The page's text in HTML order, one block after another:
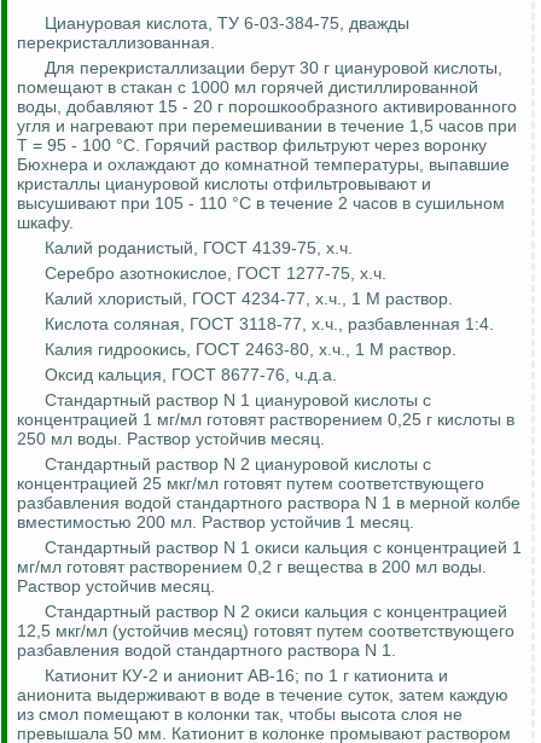
Циануровая кислота, ТУ 6-03-384-75, дважды
перекристаллизованная.
Для перекристаллизации берут 30 г циануровой кислоты,
помещают в стакан с 1000 мл горячей дистиллированной
воды, добавляют 15 - 20 г порошкообразного активированного
угля и нагревают при перемешивании в течение 1,5 часов при
Т = 95 - 100 °С. Горячий раствор фильтруют через воронку
Бюхнера и охлаждают до комнатной температуры, выпавшие
кристаллы циануровой кислоты отфильтровывают и
высушивают при 105 - 110 °С в течение 2 часов в сушильном
шкафу.
Калий роданистый, ГОСТ 4139-75, х.ч.
Серебро азотнокислое, ГОСТ 1277-75, х.ч.
Калий хлористый, ГОСТ 4234-77, х.ч., 1 М раствор.
Кислота соляная, ГОСТ 3118-77, х.ч., разбавленная 1:4.
Калия гидроокись, ГОСТ 2463-80, х.ч., 1 М раствор.
Оксид кальция, ГОСТ 8677-76, ч.д.а.
Стандартный раствор N 1 циануровой кислоты с
концентрацией 1 мг/мл готовят растворением 0,25 г кислоты в
250 мл воды. Раствор устойчив месяц.
Стандартный раствор N 2 циануровой кислоты с
концентрацией 25 мкг/мл готовят путем соответствующего
разбавления водой стандартного раствора N 1 в мерной колбе
вместимостью 200 мл. Раствор устойчив 1 месяц.
Стандартный раствор N 1 окиси кальция с концентрацией 1
мг/мл готовят растворением 0,2 г вещества в 200 мл воды.
Раствор устойчив месяц.
Стандартный раствор N 2 окиси кальция с концентрацией
12,5 мкг/мл (устойчив месяц) готовят путем соответствующего
разбавления водой стандартного раствора N 1.
Катионит КУ-2 и анионит АВ-16; по 1 г катионита и
анионита выдерживают в воде в течение суток, затем каждую
из смол помещают в колонки так, чтобы высота слоя не
превышала 50 мм. Катионит в колонке промывают раствором